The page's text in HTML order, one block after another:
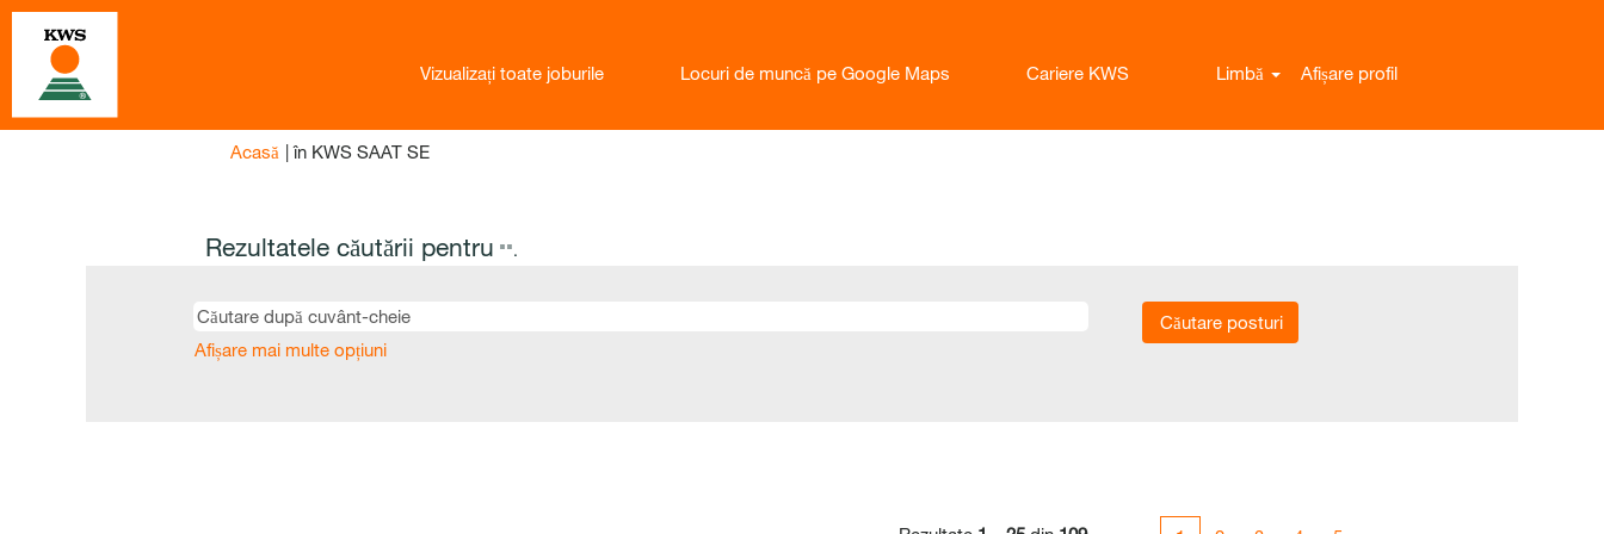
Vizualizați toate joburile Locuri de muncă pe Google Maps Cariere KWS Limbă Afișare profil
Acasă | în KWS SAAT SE(pagina
Rezultatele căutării pentru "".
Afișare mai multe opțiuni